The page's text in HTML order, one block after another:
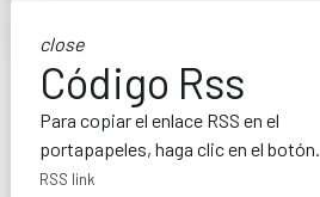
close
Código Rss
Para copiar el enlace RSS en el
portapapeles, haga clic en el botón.
RSS link